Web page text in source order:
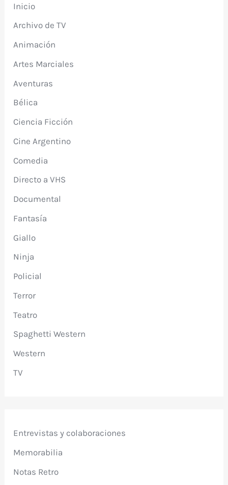
Inicio
Archivo de TV
Animación
Artes Marciales
Aventuras
Bélica
Ciencia Ficción
Cine Argentino
Comedia
Directo a VHS
Documental
Fantasía
Giallo
Ninja
Policial
Terror
Teatro
Spaghetti Western
Western
TV
Entrevistas y colaboraciones
Memorabilia
Notas Retro